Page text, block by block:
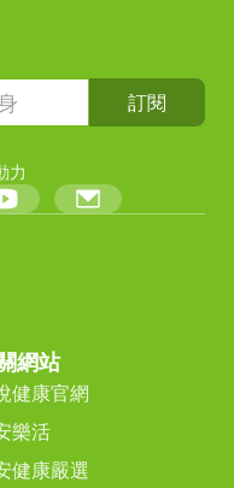
訂閱
力
網站
健康官網
樂活
健康嚴選